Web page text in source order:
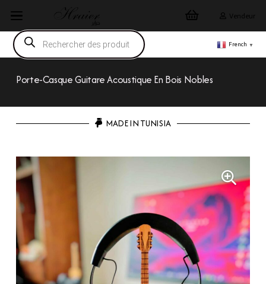
Vendeur
Recherche
de
produits
French ▼
Porte-Casque Guitare Acoustique En Bois Nobles
MADE IN TUNISIA